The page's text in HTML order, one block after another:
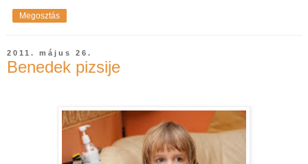
Megosztás
2011. május 26.
Benedek pizsije